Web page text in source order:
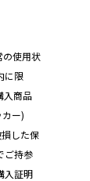
使用状
に限
入商品
カー)
した保
ご持参
入証明